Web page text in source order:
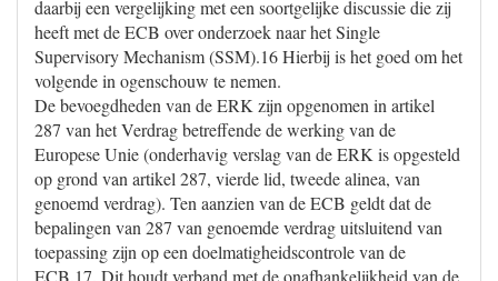
daarbij een vergelijking met een soortgelijke discussie die zij
heeft met de ECB over onderzoek naar het Single
Supervisory Mechanism (SSM).16 Hierbij is het goed om het
volgende in ogenschouw te nemen.
De bevoegdheden van de ERK zijn opgenomen in artikel
287 van het Verdrag betreffende de werking van de
Europese Unie (onderhavig verslag van de ERK is opgesteld
op grond van artikel 287, vierde lid, tweede alinea, van
genoemd verdrag). Ten aanzien van de ECB geldt dat de
bepalingen van 287 van genoemde verdrag uitsluitend van
toepassing zijn op een doelmatigheidscontrole van de
ECB.17. Dit houdt verband met de onafhankelijkheid van de